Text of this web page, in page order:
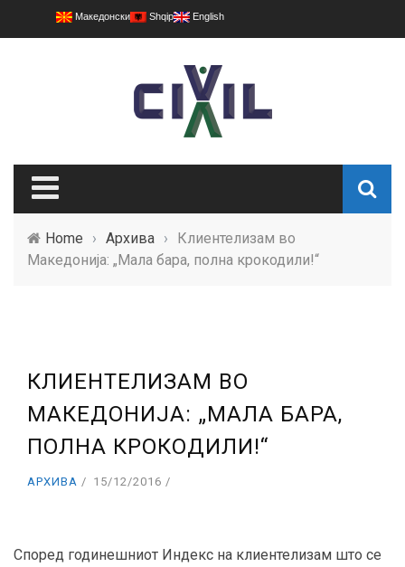
Македонски Shqip English
Home › Архива ›
Клиентелизам во
Македонија: „Мала бара, полна крокодили!“
КЛИЕНТЕЛИЗАМ ВО
МАКЕДОНИЈА: „МАЛА БАРА,
ПОЛНА КРОКОДИЛИ!“
АРХИВА 15/12/2016
Според годинешниот Индекс на клиентелизам што се